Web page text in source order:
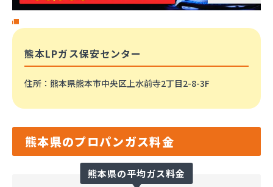
熊本LPガス保安センター
住所 ：熊本県熊本市中央区上水前寺2丁目2-8-3F
熊本県のプロパンガス料金
熊本県の平均ガス料金